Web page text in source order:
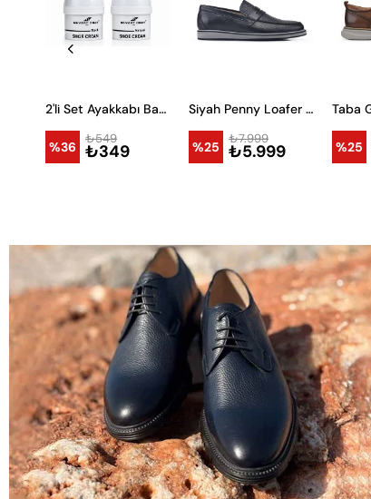
2'li Set Ayakkabı Bakım Kremi
%36 ₺349
₺549
Siyah Penny Loafer Erkek Ayakkabı
%25 ₺5.999
₺7.999
%25